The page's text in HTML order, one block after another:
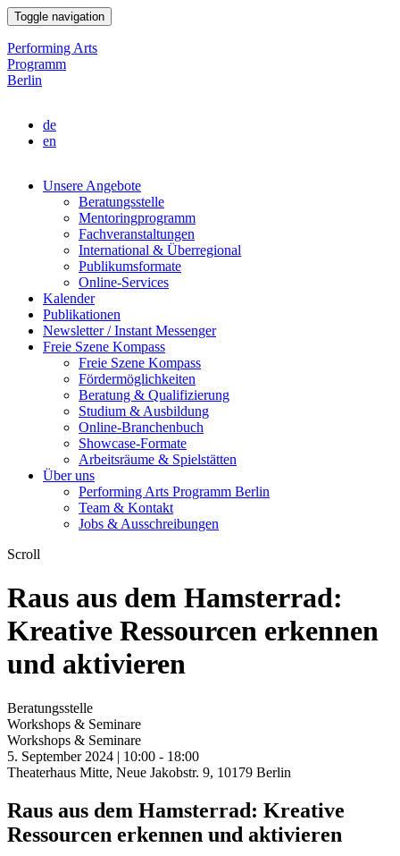
Direkt
zum
Inhalt
Toggle navigation
Performing Arts
Programm
Berlin
de
en
navigation
Unsere Angebote
Beratungsstelle
Mentoringprogramm
Fachveranstaltungen
International & Überregional
Publikumsformate
Online-Services
Kalender
Publikationen
Newsletter / Instant Messenger
Freie Szene Kompass
Freie Szene Kompass
Fördermöglichkeiten
Beratung & Qualifizierung
Studium & Ausbildung
Online-Branchenbuch
Showcase-Formate
Arbeitsräume & Spielstätten
Über uns
Performing Arts Programm Berlin
Team & Kontakt
Jobs & Ausschreibungen
Scroll
Raus aus dem Hamsterrad:
Kreative Ressourcen erkennen
und aktivieren
Beratungsstelle
Workshops & Seminare
Workshops & Seminare
5. September 2024 | 10:00 - 18:00
Theaterhaus Mitte, Neue Jakobstr. 9, 10179 Berlin
Raus aus dem Hamsterrad: Kreative
Ressourcen erkennen und aktivieren